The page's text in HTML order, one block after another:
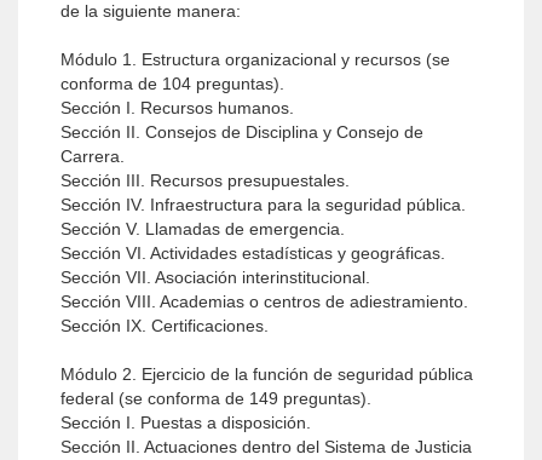
de la siguiente manera:
Módulo 1. Estructura organizacional y recursos (se
conforma de 104 preguntas).
Sección I. Recursos humanos.
Sección II. Consejos de Disciplina y Consejo de
Carrera.
Sección III. Recursos presupuestales.
Sección IV. Infraestructura para la seguridad pública.
Sección V. Llamadas de emergencia.
Sección VI. Actividades estadísticas y geográficas.
Sección VII. Asociación interinstitucional.
Sección VIII. Academias o centros de adiestramiento.
Sección IX. Certificaciones.
Módulo 2. Ejercicio de la función de seguridad pública
federal (se conforma de 149 preguntas).
Sección I. Puestas a disposición.
Sección II. Actuaciones dentro del Sistema de Justicia